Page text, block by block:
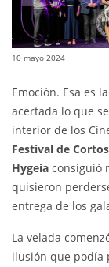
10 mayo 2024
Emoción. Esa es
acertada lo que
interior de los
Festival de
Hygeia consiguió
quisieron
entrega de los
La velada
ilusión que podía